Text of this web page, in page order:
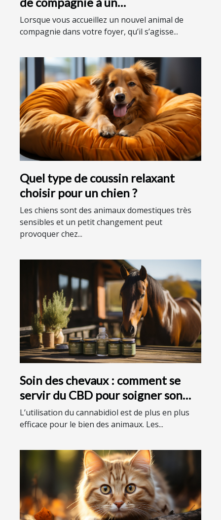
environnement domestique ?
Lorsque vous accueillez un nouvel animal de
compagnie dans votre foyer, qu’il s’agisse...
Quel type de coussin relaxant
choisir pour un chien ?
Les chiens sont des animaux domestiques très
sensibles et un petit changement peut
provoquer chez...
Soin des chevaux : comment se
servir du CBD pour soigner son
cheval ?
L’utilisation du cannabidiol est de plus en plus
efficace pour le bien des animaux. Les...